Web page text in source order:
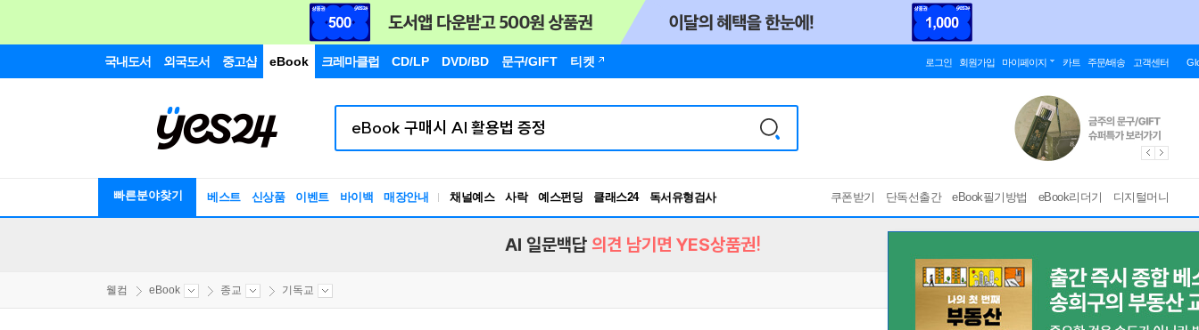
국내도서 외국도서 중고샵 eBook 크레마클럽 CD/LP DVD/BD 문구/GIFT 티켓 로그인 회원가입 마이페이지 카트 주문/배송 고객센터
빠른분야찾기 베스트 신상품 이벤트 바이백 매장안내 채널예스 사락 예스펀딩 클래스24
독서유형검사
RBTI Lab
쿠폰받기 단독선출간 eBook필기방법 eBook리더기 디지털머니
AI 일문백답 의견 남기면 YES상품권!
웰컴 eBook 종교 기독교